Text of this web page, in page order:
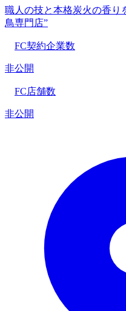
職人の技と本格炭火の香り
鳥専門店”
FC契約企業数
非公開
FC店舗数
非公開